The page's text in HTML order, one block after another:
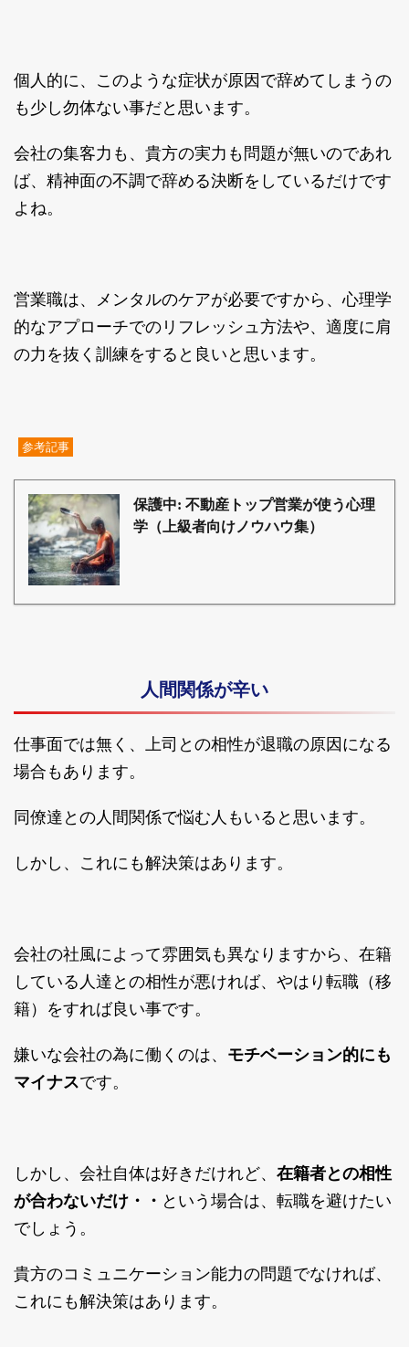
個人的に、このような症状が原因で辞めてしまうの
も少し勿体ない事だと思います。
会社の集客力も、貴方の実力も問題が無いのであれ
ば、精神面の不調で辞める決断をしているだけです
よね。
営業職は、メンタルのケアが必要ですから、心理学
的なアプローチでのリフレッシュ方法や、適度に肩
の力を抜く訓練をすると良いと思います。
参考記事
保護中: 不動産トップ営業が使う心理
学（上級者向けノウハウ集）
人間関係が辛い
仕事面では無く、上司との相性が退職の原因になる
場合もあります。
同僚達との人間関係で悩む人もいると思います。
しかし、これにも解決策はあります。
会社の社風によって雰囲気も異なりますから、在籍
している人達との相性が悪ければ、やはり転職（移
籍）をすれば良い事です。
嫌いな会社の為に働くのは、 モチベーション的にも
マイナスです。
しかし、会社自体は好きだけれど、 在籍者との相性
が合わないだけ・・ という場合は、転職を避けたい
でしょう。
貴方のコミュニケーション能力の問題でなければ、
これにも解決策はあります。